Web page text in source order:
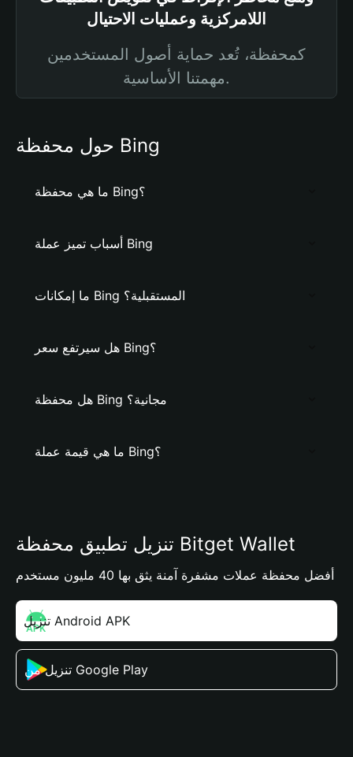
اللامركزية وعمليات الاحتيال
كمحفظة، تُعد حماية أصول المستخدمين
مهمتنا الأساسية.
حول محفظة Bing
ما هي محفظة Bing؟
أسباب تميز عملة Bing
ما إمكانات Bing المستقبلية؟
هل سيرتفع سعر Bing؟
هل محفظة Bing مجانية؟
ما هي قيمة عملة Bing؟
تنزيل تطبيق محفظة Bitget Wallet
أفضل محفظة عملات مشفرة آمنة يثق بها 40 مليون مستخدم
تنزيل Android APK
تنزيل من Google Play